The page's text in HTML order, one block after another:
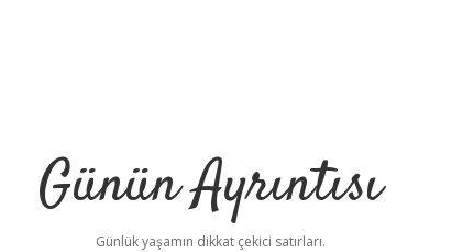
Günün Ayrıntısı
Günlük yaşamın dikkat çekici satırları.